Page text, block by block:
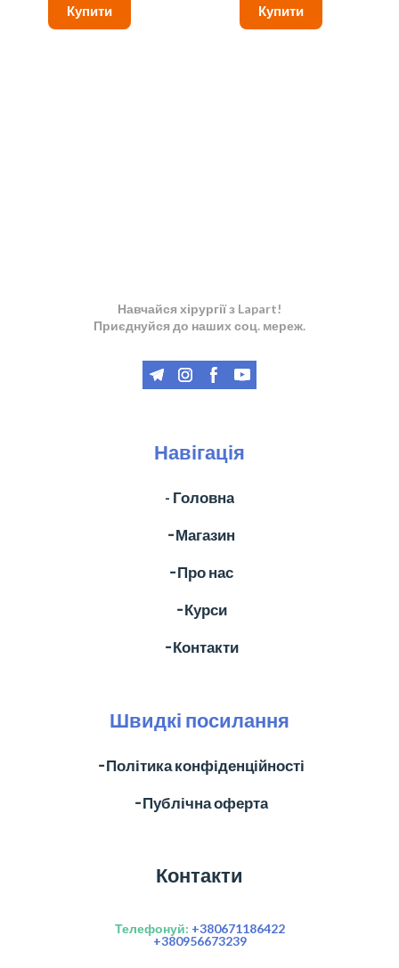
Купити Купити
Навчайся хірургії з Lapart!
Приєднуйся до наших соц. мереж.
Навігація
- Головна
╶ Магазин
╶ Про нас
╶ Курси
╶ Контакти
Швидкі посилання
╶ Політика конфіденційності
╶ Публічна оферта
Контакти
Телефонуй: +380671186422
+380956673239